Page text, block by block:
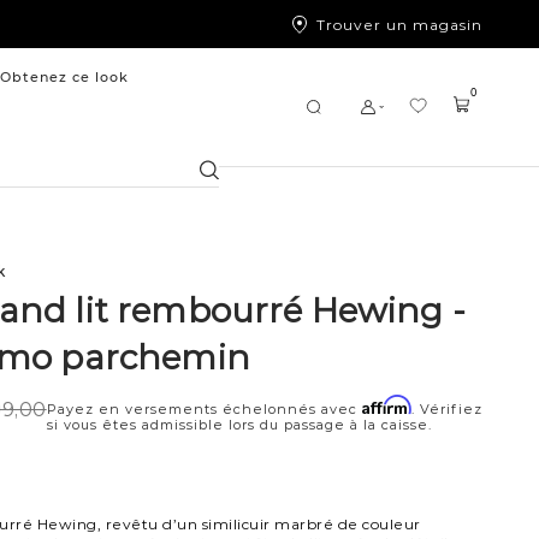
Trouver un magasin
Obtenez ce look
Chercher
0
lit rembourré Hewing -
parchemin
Payez en versements échelonnés avec Affirm. Vérifiez
si vous êtes admissible lors du passage à la caisse.
Hewing, revêtu d’un similicuir marbré de couleur